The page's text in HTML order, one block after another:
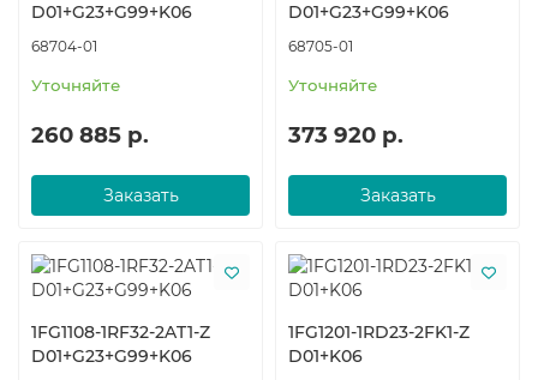
D01+G23+G99+K06
68704-01
Уточняйте
260 885 р.
Заказать
D01+G23+G99+K06
68705-01
Уточняйте
373 920 р.
Заказать
1FG1108-1RF32-2AT1-Z
D01+G23+G99+K06
1FG1201-1RD23-2FK1-Z
D01+K06